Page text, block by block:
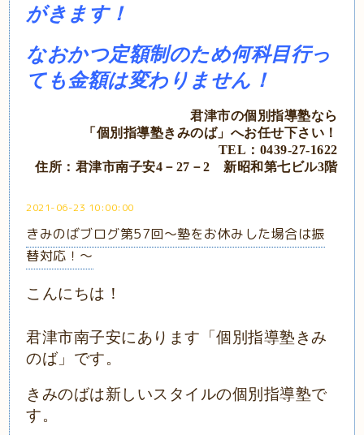
がきます！
なおかつ定額制のため何科目行っ
ても金額は変わりません！
君津市の個別指導塾なら
「個別指導塾きみのば」 へお任せ下さい！
TEL：0439‐27‐1622
住所：君津市南子安4－27－2新昭和第七ビル3階
2021-06-23 10:00:00
きみのばブログ第57回～塾をお休みした場合は振
替対応！～
こんにちは！
君津市南子安にあります「個別指導塾きみ
のば」です。
きみのばは新しいスタイルの個別指導塾で
す。